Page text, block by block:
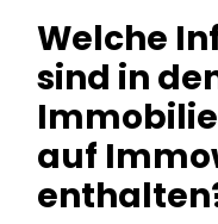
Welche
sind in
auf